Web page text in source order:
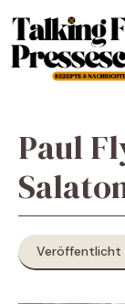
Inhalt
springen
Paul
Veröffentlicht